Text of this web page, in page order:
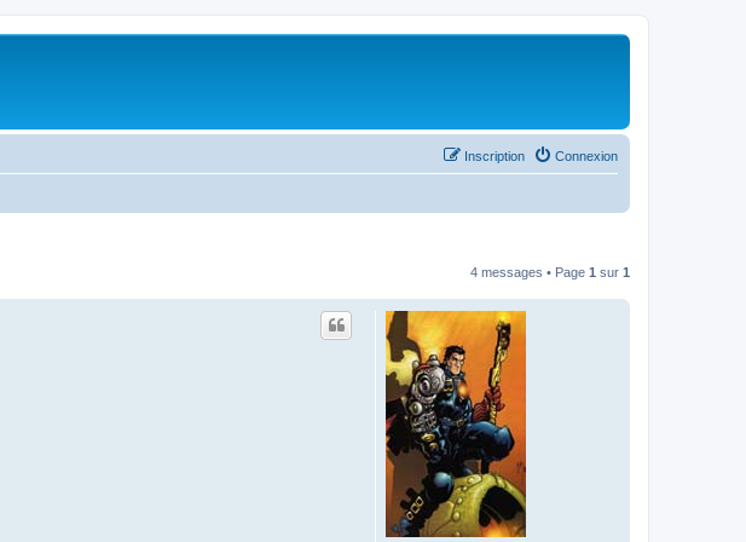
Connexion
Inscription
4 messages • Page 1 sur 1